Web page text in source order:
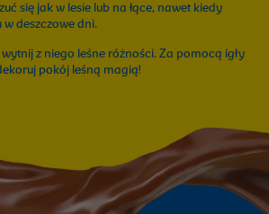
się jak w lesie lub na łące, nawet kiedy
w deszczowe dni.
z niego leśne różności. Za pomocą igły
pokój leśną magią!